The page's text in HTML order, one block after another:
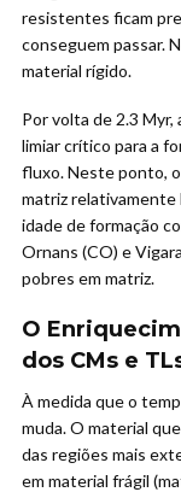
resistentes ficam
conseguem passar.
material rígido.
Por volta de 2.3 Myr,
limiar crítico para a
fluxo. Neste ponto,
matriz relativamente
idade de formação
Ornans (CO) e
pobres em matriz.
O
dos CMs e
À medida que o
muda. O material
das regiões mais
em material frágil